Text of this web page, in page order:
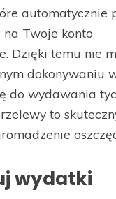
automatycznie
Twoje konto
Dzięki temu nie
dokonywaniu
do wydawania
to
wydatki